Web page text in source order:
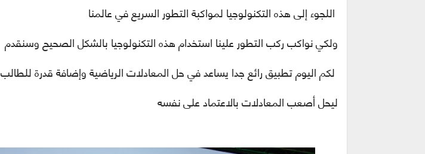
اللجوء إلى هذه التكنولوجيا لمواكبة التطور السريع في عالمنا
ولكي نواكب ركب التطور علينا استخدام هذه التكنولوجيا بالشكل الصحيح وسنقدم
لكم اليوم تطبيق رائع جدا يساعد في حل المعادلات الرياضية وإضافة قدرة للطالب
ليحل أصعب المعادلات بالاعتماد على نفسه